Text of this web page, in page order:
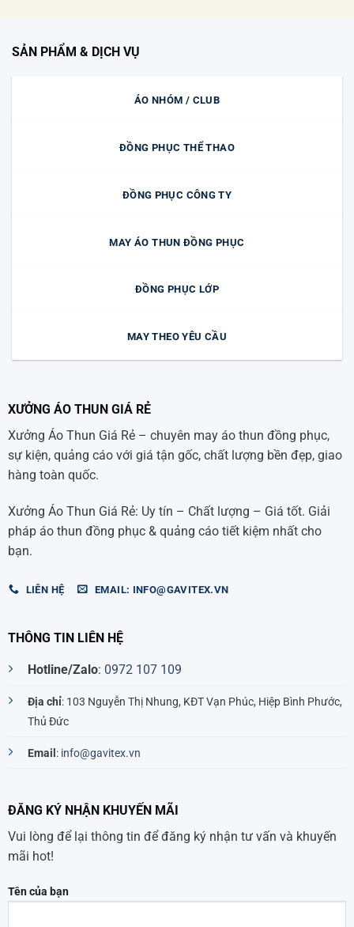
SẢN PHẨM & DỊCH VỤ
ÁO NHÓM / CLUB
ĐỒNG PHỤC THỂ THAO
ĐỒNG PHỤC CÔNG TY
MAY ÁO THUN ĐỒNG PHỤC
ĐỒNG PHỤC LỚP
MAY THEO YÊU CẦU
XƯỞNG ÁO THUN GIÁ RẺ
Xưởng Áo Thun Giá Rẻ – chuyên may áo thun đồng phục,
sự kiện, quảng cáo với giá tận gốc, chất lượng bền đẹp, giao
hàng toàn quốc.
Xưởng Áo Thun Giá Rẻ: Uy tín – Chất lượng – Giá tốt. Giải
pháp áo thun đồng phục & quảng cáo tiết kiệm nhất cho
bạn.
LIÊN HỆ EMAIL: INFO@GAVITEX.VN
THÔNG TIN LIÊN HỆ
Hotline/Zalo: 0972 107 109
Địa chỉ: 103 Nguyễn Thị Nhung, KĐT Vạn Phúc, Hiệp Bình Phước,
Thủ Đức
Email : info@gavitex.vn
ĐĂNG KÝ NHẬN KHUYẾN MÃI
Vui lòng để lại thông tin để đăng ký nhận tư vấn và khuyến
mãi hot!
Tên của bạn